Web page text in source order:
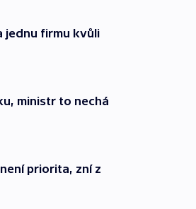
jednu firmu kvůli
ministr to nechá
priorita, zní z